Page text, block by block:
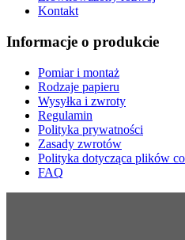
Kontakt
Informacje o produkcie
Pomiar i montaż
Rodzaje papieru
Wysyłka i zwroty
Regulamin
Polityka prywatności
Zasady zwrotów
Polityka dotycząca plików
FAQ